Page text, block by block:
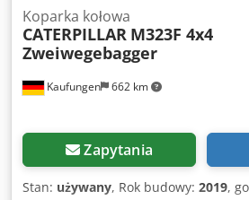
Kaufungen 662 km
Koparka kołowa
CATERPILLAR M323F 4x4
Zweiwegebagger
Zapytania
Stan: używany, Rok budowy: 2019,